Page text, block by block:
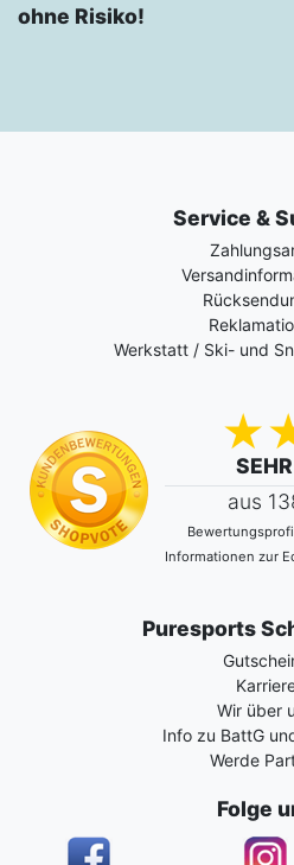
ohne Risiko!
Service &
Werkstatt / Ski- und
aus
Informationen zur
Puresports
Wir über
Info zu BattG
Werde
Folge